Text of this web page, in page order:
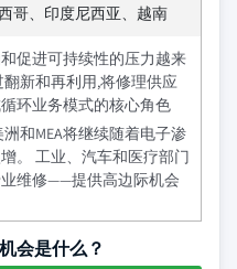
哥、印度尼西亚、越南
促进可持续性的压力越来
翻新和再利用,将修理供应
环业务模式的核心角色
洲和MEA将继续随着电子渗
。 工业、汽车和医疗部门
维修——提供高边际机会
会是什么？